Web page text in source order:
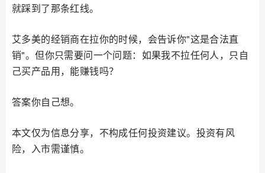
就踩到了那条红线。
艾多美的经销商在拉你的时候，会告诉你"这是合法直
销"。但你只需要问一个问题：如果我不拉任何人，只自
己买产品用，能赚钱吗？
答案你自己想。
本文仅为信息分享，不构成任何投资建议。投资有风
险，入市需谨慎。